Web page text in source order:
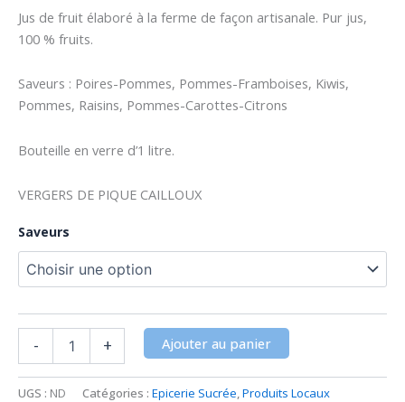
Jus de fruit élaboré à la ferme de façon artisanale. Pur jus,
100 % fruits.
Saveurs : Poires-Pommes, Pommes-Framboises, Kiwis,
Pommes, Raisins, Pommes-Carottes-Citrons
Bouteille en verre d’1 litre.
VERGERS DE PIQUE CAILLOUX
Saveurs
- + Ajouter au panier
UGS : ND Catégories : Epicerie Sucrée,Produits Locaux